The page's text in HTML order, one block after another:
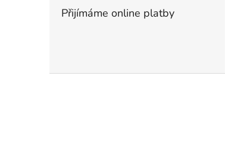
Přijímáme online platby